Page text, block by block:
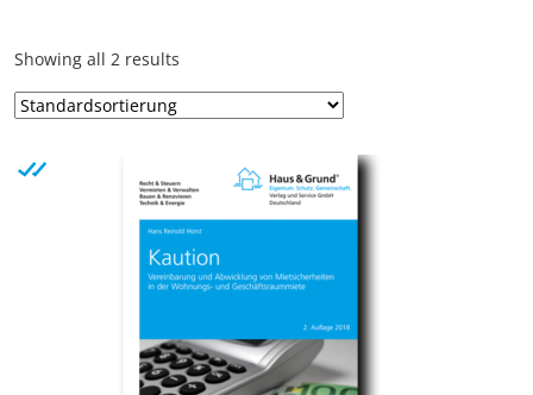
Showing all 2 results